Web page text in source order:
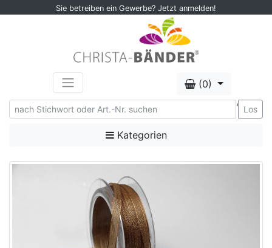
Sie betreiben ein Gewerbe? Jetzt anmelden!
(0)
' Los
Kategorien